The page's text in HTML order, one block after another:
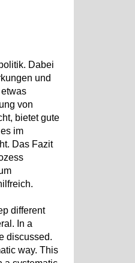
Dabei
und
von
bietet gute
im
Das Fazit
different
In a
discussed.
way. This